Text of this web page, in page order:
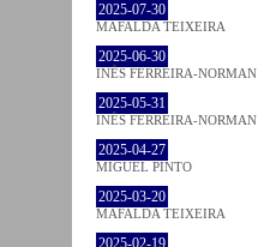
2025-07-30
MAFALDA TEIXEIRA
2025-06-30
INÊS FERREIRA-NORMAN
2025-05-31
INÊS FERREIRA-NORMAN
2025-04-27
MIGUEL PINTO
2025-03-20
MAFALDA TEIXEIRA